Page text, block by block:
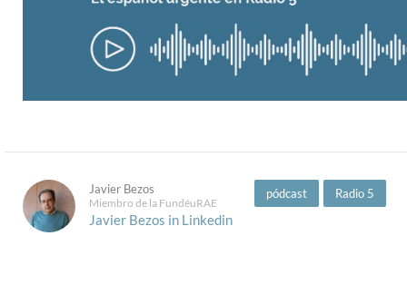
Javier Bezos
Miembro de la FundéuRAE
Javier Bezos in Linkedin
pódcast Radio 5